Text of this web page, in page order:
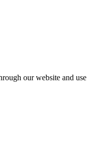
our website and use